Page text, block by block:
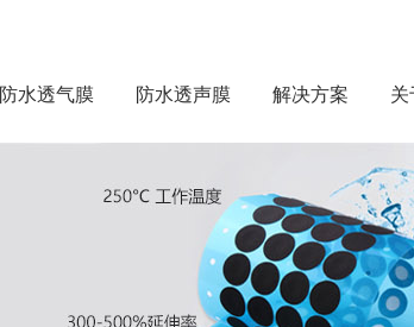
防水透气膜 防水透声膜 解决方案 关